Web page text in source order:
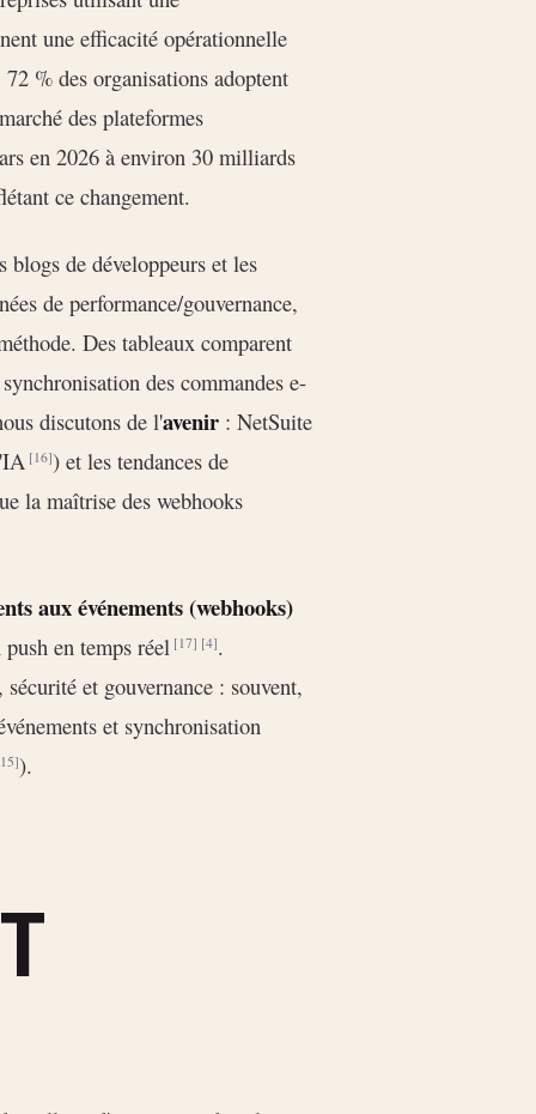
une efficacité opérationnelle
% des organisations adoptent
des plateformes
en 2026 à environ 30 milliards
ce changement.
de développeurs et les
de performance/gouvernance,
Des tableaux comparent
des commandes e-
discutons de l'avenir : NetSuite
[16]) et les tendances de
la maîtrise des webhooks
aux événements (webhooks)
en temps réel[17] [4].
et gouvernance : souvent,
et synchronisation
).